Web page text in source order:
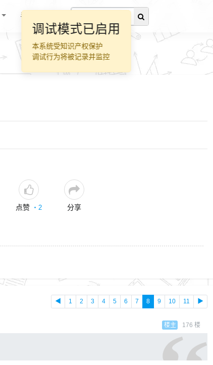
手册
点赞 ・2 分享
◀ 1 2 3 4 5 6 7 8 9 10 11 ▶
楼主 176 楼
调试模式已启用
本系统受知识产权保护
调试行为将被记录并监控